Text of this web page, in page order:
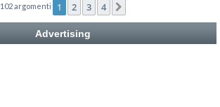
102 argomenti 1 2 3 4
Advertising